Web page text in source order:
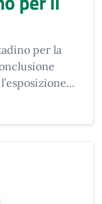
per la